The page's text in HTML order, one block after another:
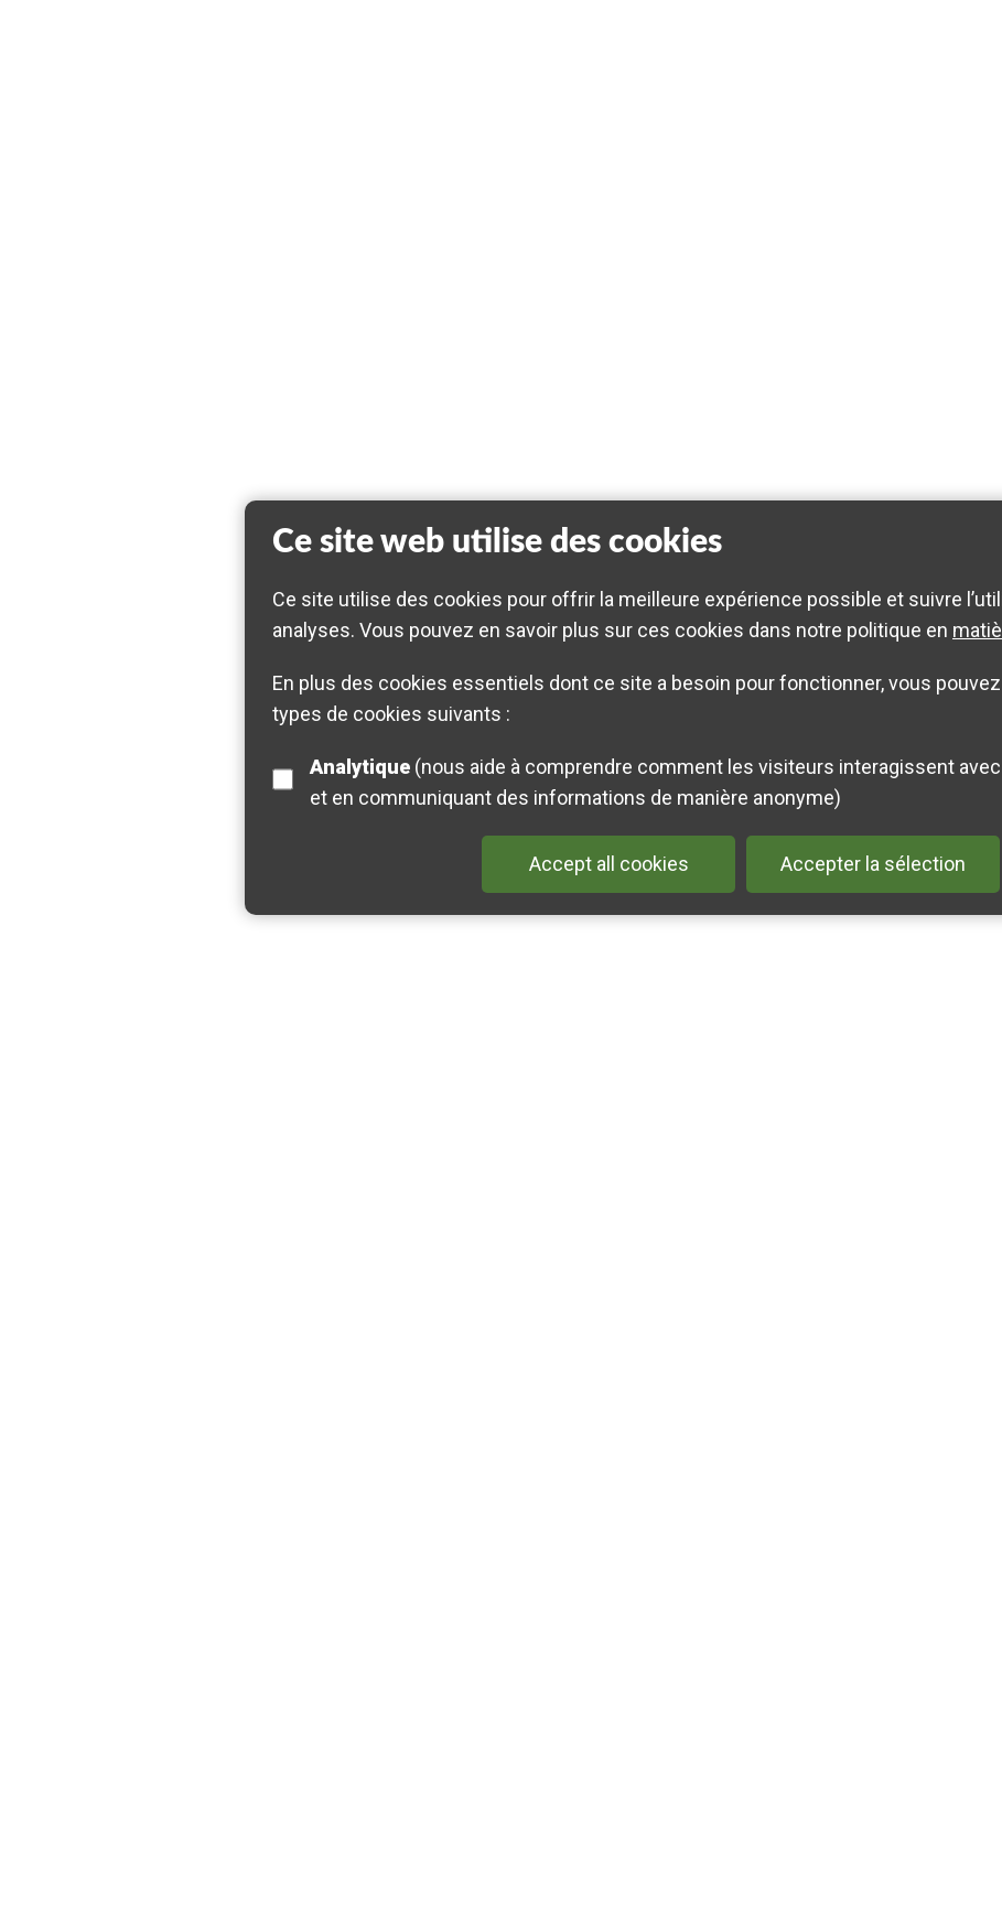
Ce site web utilise des cookies
Ce site utilise des cookies pour offrir la meilleure expérience possible et suivre
analyses. Vous pouvez en savoir plus sur ces cookies dans notre politique en
En plus des cookies essentiels dont ce site a besoin pour fonctionner, vous
types de cookies suivants :
Analytique
et en communiquant des informations de manière anonyme)
Accept all cookies Accepter la sélection